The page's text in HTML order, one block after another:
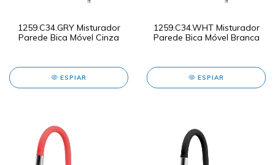
1259.C34.GRY Misturador
Parede Bica Móvel Cinza
ESPIAR
1259.C34.WHT Misturador
Parede Bica Móvel Branca
ESPIAR